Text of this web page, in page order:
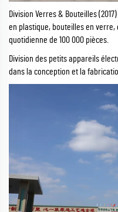
Division Verres & Bouteilles
en plastique, bouteilles en
quotidienne de 100 000 pièces.
Division des petits appareils
dans la conception et la